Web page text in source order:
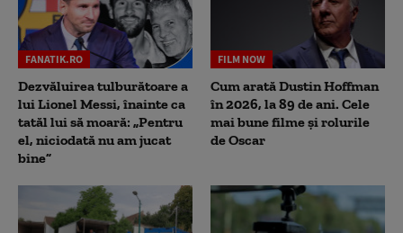
FANATIK.RO
Dezvăluirea tulburătoare a
lui Lionel Messi, înainte ca
tatăl lui să moară: „Pentru
el, niciodată nu am jucat
bine”
FILM NOW
Cum arată Dustin Hoffman
în 2026, la 89 de ani. Cele
mai bune filme și rolurile
de Oscar